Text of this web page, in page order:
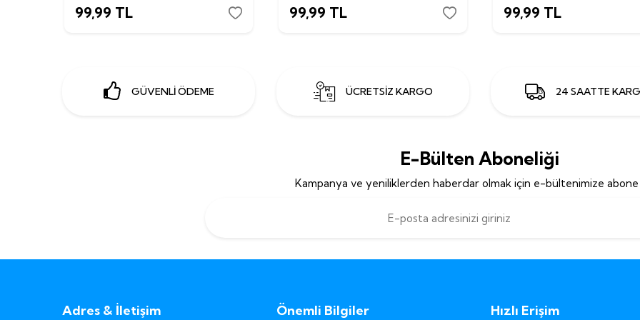
99,99 TL 99,99 TL 99,99 TL
GÜVENLİ ÖDEME ÜCRETSİZ KARGO 24 SAATTE
E-Bülten Aboneliği
Kampanya ve yeniliklerden haberdar olmak için e-bültenimize abone
Adres & İletişim Önemli Bilgiler Hızlı Erişim